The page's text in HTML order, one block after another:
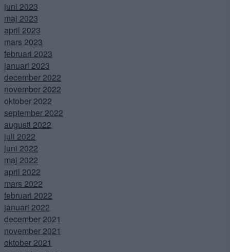
juni 2023
maj 2023
april 2023
mars 2023
februari 2023
januari 2023
december 2022
november 2022
oktober 2022
september 2022
augusti 2022
juli 2022
juni 2022
maj 2022
april 2022
mars 2022
februari 2022
januari 2022
december 2021
november 2021
oktober 2021